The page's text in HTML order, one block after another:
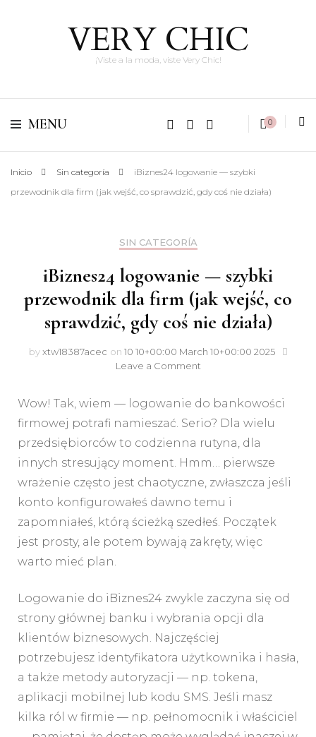
VERY CHIC
¡Viste a la moda, viste Very Chic!
MENU 0
Inicio Sin categoría
iBiznes24 logowanie — szybki
przewodnik dla firm (jak wejść, co sprawdzić, gdy coś nie działa)
SIN CATEGORÍA
iBiznes24 logowanie — szybki
przewodnik dla firm (jak wejść, co
sprawdzić, gdy coś nie działa)
byxtw18387acec on 10 10+00:00 March 10+00:00 2025
Leave a Comment
Wow! Tak, wiem — logowanie do bankowości
firmowej potrafi namieszać. Serio? Dla wielu
przedsiębiorców to codzienna rutyna, dla
innych stresujący moment. Hmm… pierwsze
wrażenie często jest chaotyczne, zwłaszcza jeśli
konto konfigurowałeś dawno temu i
zapomniałeś, którą ścieżką szedłeś. Początek
jest prosty, ale potem bywają zakręty, więc
warto mieć plan.
Logowanie do iBiznes24 zwykle zaczyna się od
strony głównej banku i wybrania opcji dla
klientów biznesowych. Najczęściej
potrzebujesz identyfikatora użytkownika i hasła,
a także metody autoryzacji — np. tokena,
aplikacji mobilnej lub kodu SMS. Jeśli masz
kilka ról w firmie — np. pełnomocnik i właściciel